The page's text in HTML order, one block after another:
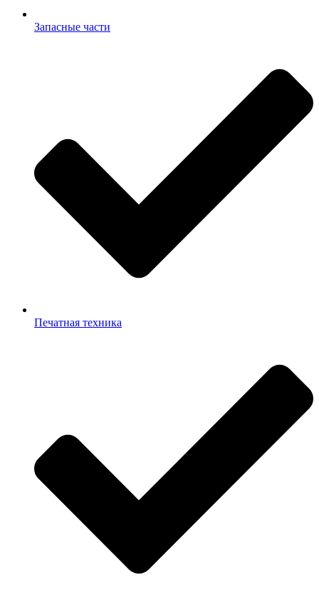
Запасные части
Печатная техника